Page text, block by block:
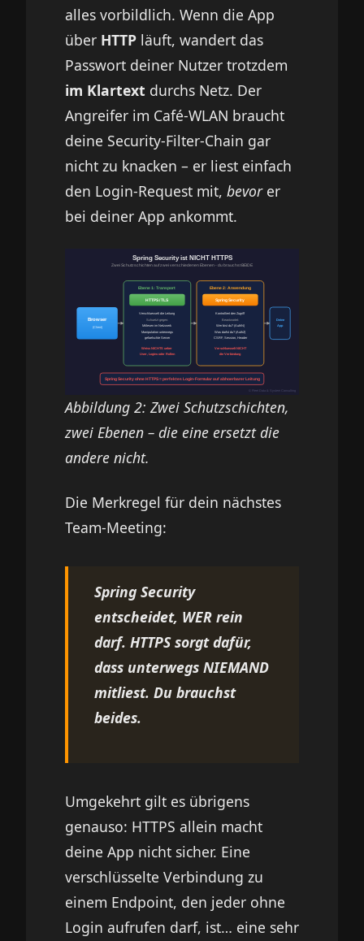
alles vorbildlich. Wenn die App
über HTTP läuft, wandert das
Passwort deiner Nutzer trotzdem
im Klartext durchs Netz. Der
Angreifer im Café-WLAN braucht
deine Security-Filter-Chain gar
nicht zu knacken – er liest einfach
den Login-Request mit, bevorer
bei deiner App ankommt.
Abbildung 2: Zwei Schutzschichten,
zwei Ebenen – die eine ersetzt die
andere nicht.
Die Merkregel für dein nächstes
Team-Meeting:
Spring Security
entscheidet, WER rein
darf. HTTPS sorgt dafür,
dass unterwegs NIEMAND
mitliest. Du brauchst
beides.
Umgekehrt gilt es übrigens
genauso: HTTPS allein macht
deine App nicht sicher. Eine
verschlüsselte Verbindung zu
einem Endpoint, den jeder ohne
Login aufrufen darf, ist… eine sehr